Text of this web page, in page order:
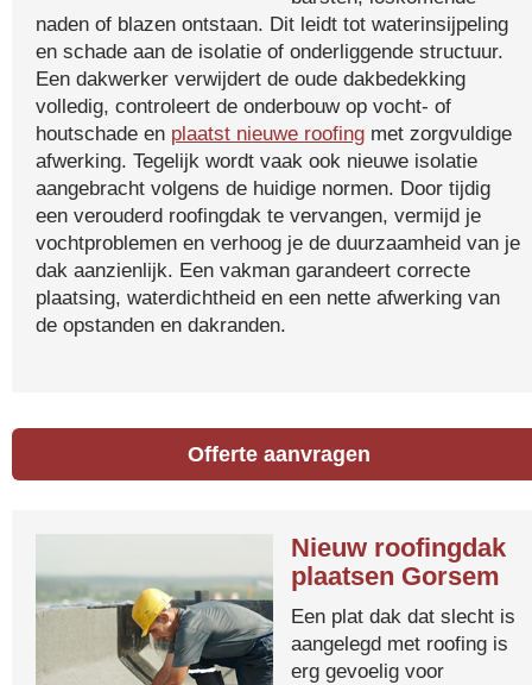
naden of blazen ontstaan. Dit leidt tot waterinsijpeling
en schade aan de isolatie of onderliggende structuur.
Een dakwerker verwijdert de oude dakbedekking
volledig, controleert de onderbouw op vocht- of
houtschade en plaatst nieuwe roofing met zorgvuldige
afwerking. Tegelijk wordt vaak ook nieuwe isolatie
aangebracht volgens de huidige normen. Door tijdig
een verouderd roofingdak te vervangen, vermijd je
vochtproblemen en verhoog je de duurzaamheid van je
dak aanzienlijk. Een vakman garandeert correcte
plaatsing, waterdichtheid en een nette afwerking van
de opstanden en dakranden.
Offerte aanvragen
Nieuw roofingdak
plaatsen Gorsem
Een plat dak dat slecht is
aangelegd met roofing is
erg gevoelig voor